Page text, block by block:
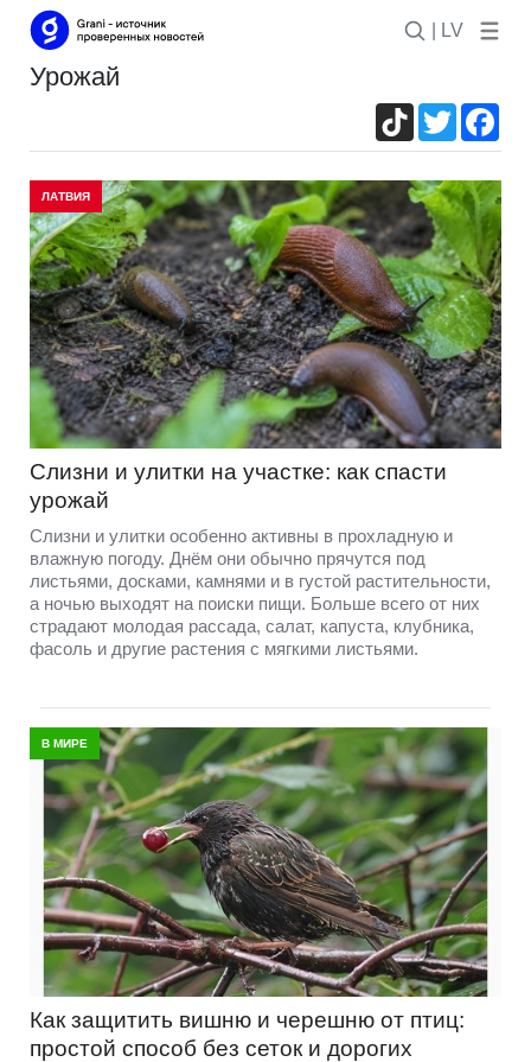
| LV
урожай
TikTokTwitter
ЛАТВИЯ
Слизни и улитки на участке: как спасти
урожай
Слизни и улитки особенно активны в прохладную и
влажную погоду. Днём они обычно прячутся под
листьями, досками, камнями и в густой растительности,
а ночью выходят на поиски пищи. Больше всего от них
страдают молодая рассада, салат, капуста, клубника,
фасоль и другие растения с мягкими листьями.
В МИРЕ
Как защитить вишню и черешню от птиц:
простой способ без сеток и дорогих